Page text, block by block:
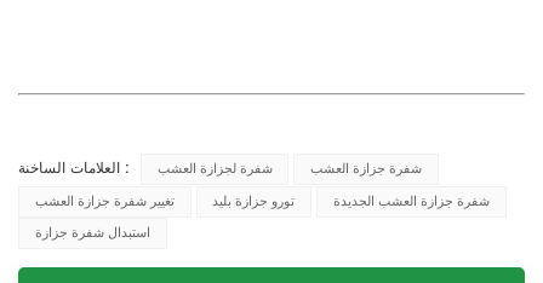
العلامات الساخنة : شفرة لجزازة العشب
شفرة جزازة العشب
تغيير شفرة جزازة العشب
تورو جزازة بليد
شفرة جزازة العشب الجديدة
استبدال شفرة جزازة